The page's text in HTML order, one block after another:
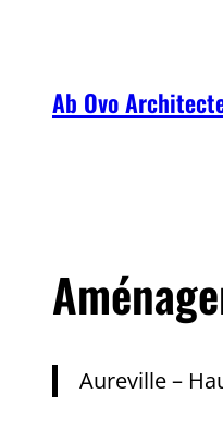
contenu
Ab Ovo
Aureville –